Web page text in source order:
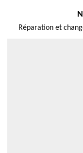
Réparation et